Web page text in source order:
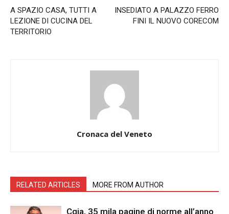
A SPAZIO CASA, TUTTI A
LEZIONE DI CUCINA DEL
TERRITORIO
INSEDIATO A PALAZZO FERRO
FINI IL NUOVO CORECOM
Cronaca del Veneto
RELATED ARTICLES MORE FROM AUTHOR
Cgia, 35 mila pagine di norme all’anno